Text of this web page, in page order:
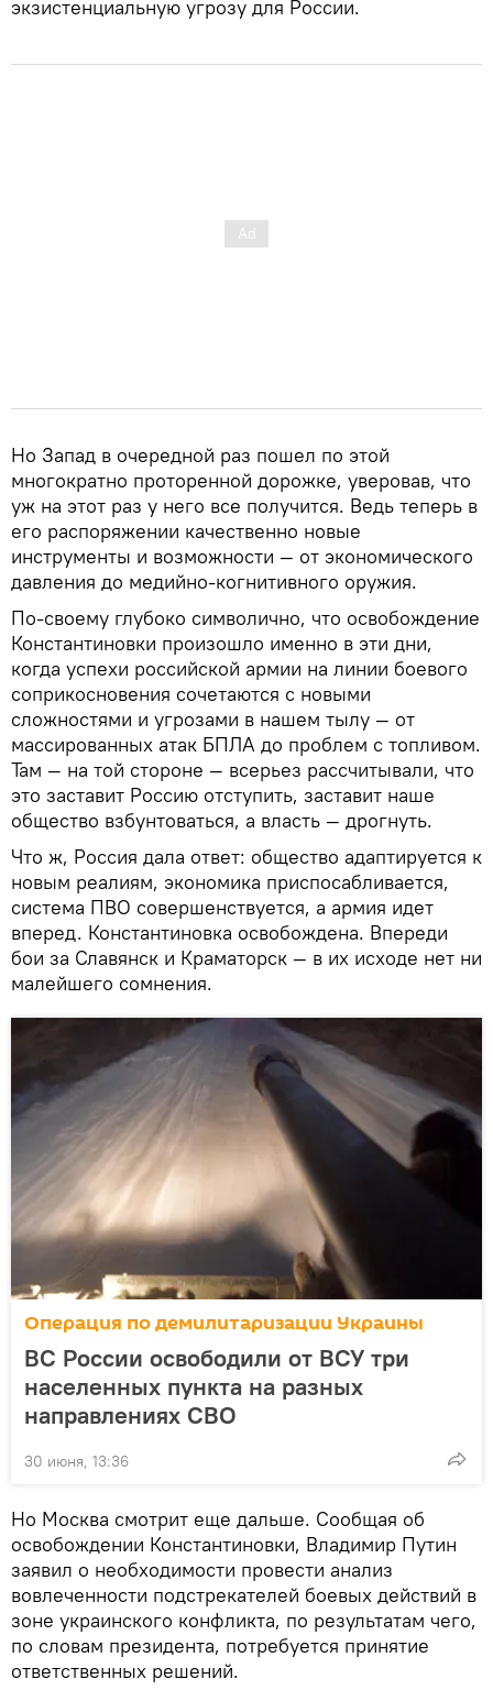
экзистенциальную угрозу для России.
Но Запад в очередной раз пошел по этой
многократно проторенной дорожке, уверовав, что
уж на этот раз у него все получится. Ведь теперь в
его распоряжении качественно новые
инструменты и возможности — от экономического
давления до медийно-когнитивного оружия.
По-своему глубоко символично, что освобождение
Константиновки произошло именно в эти дни,
когда успехи российской армии на линии боевого
соприкосновения сочетаются с новыми
сложностями и угрозами в нашем тылу — от
массированных атак БПЛА до проблем с топливом.
Там — на той стороне — всерьез рассчитывали, что
это заставит Россию отступить, заставит наше
общество взбунтоваться, а власть — дрогнуть.
Что ж, Россия дала ответ: общество адаптируется к
новым реалиям, экономика приспосабливается,
система ПВО совершенствуется, а армия идет
вперед. Константиновка освобождена. Впереди
бои за Славянск и Краматорск — в их исходе нет ни
малейшего сомнения.
Операция по демилитаризации Украины
ВС России освободили от ВСУ три
населенных пункта на разных
направлениях СВО
30 июня, 13:36
Но Москва смотрит еще дальше. Сообщая об
освобождении Константиновки, Владимир Путин
заявил о необходимости провести анализ
вовлеченности подстрекателей боевых действий в
зоне украинского конфликта, по результатам чего,
по словам президента, потребуется принятие
ответственных решений.